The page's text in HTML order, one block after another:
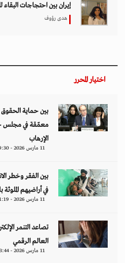
إيران بين احتجاجات البقاء
هدى رؤوف
اختيار المحرر
بين حماية الحقوق
معمّقة في مجلس
الإرهاب
11 مارس 2026 - 09:30
بين الفقر وخطر
في أراضيهم الملوثة
11 مارس 2026 - 11:19
تصاعد التنمر
العالم الرقمي
11 مارس 2026 - 13:44